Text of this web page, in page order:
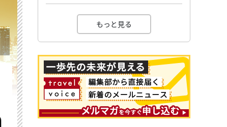
もっと見る